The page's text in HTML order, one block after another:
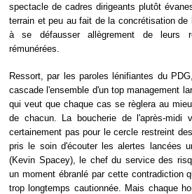
spectacle de cadres dirigeants plutôt
terrain et peu au fait de la concrétisation de
à se défausser allègrement de leurs
rémunérées.
Ressort, par les paroles lénifiantes du
cascade l'ensemble d'un top management
qui veut que chaque cas se règlera au
de chacun. La boucherie de l'après-midi
certainement pas pour le cercle restreint
pris le soin d'écouter les alertes lancées
(Kevin Spacey), le chef du service des
un moment ébranlé par cette contradiction
trop longtemps cautionnée. Mais chaque